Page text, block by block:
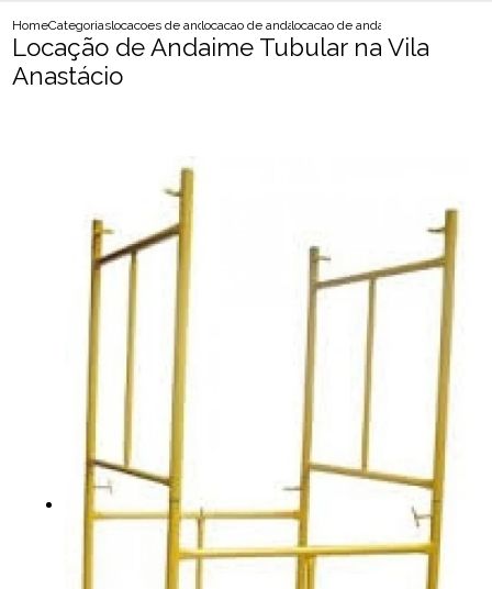
HomeCategoriaslocacoes de andaimeslocacao de andaimes na zona norte
locacao de andaime tubular na
Locação de Andaime Tubular na Vila
Anastácio